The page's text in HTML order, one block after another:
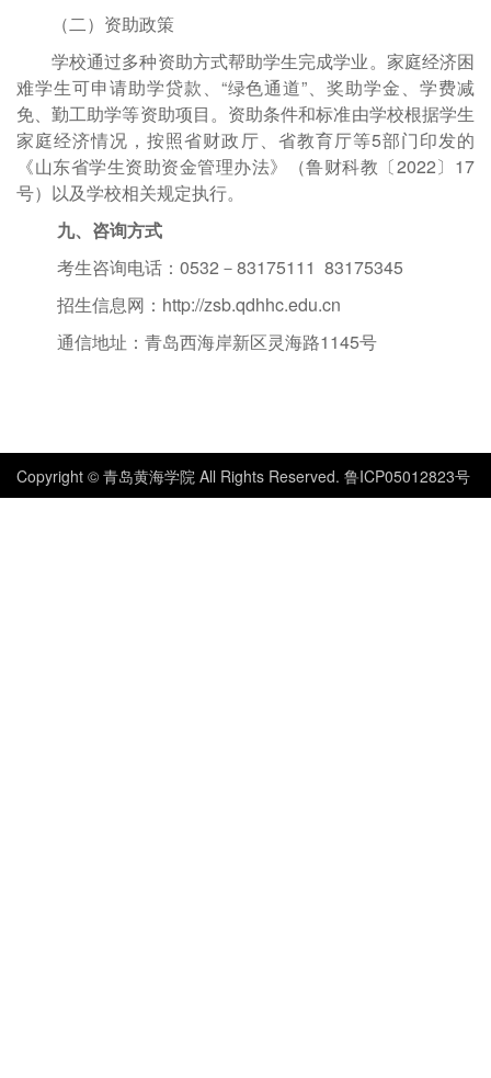
（二）资助政策
学校通过多种资助方式帮助学生完成学业。家庭经济困
难学生可申请助学贷款、 “绿色通道”、奖助学金、学费减
免、勤工助学等资助项目。资助条件和标准由学校根据学生
家庭经济情况，按照省财政厅、省教育厅等5部门印发的
《山东省学生资助资金管理办法》
（鲁财科教〔2022〕17
号）以及学校相关规定执行。
九、咨询方式
考生咨询电话：0532－83175111 83175345
招生信息网： http://zsb.qdhhc.edu.cn
通信地址：青岛西海岸新区灵海路1145号
Copyright © 青岛黄海学院 All Rights Reserved. 鲁ICP05012823号